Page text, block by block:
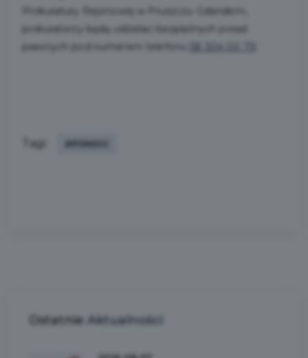
Prokuratury Rejonowej w Pruszczu Gdańskim,
prokuratorzy będą udzielać bezpłatnych porad
prawnych pod numerem telefonu
Tagi: #POMOC
Ostatnie Aktualności